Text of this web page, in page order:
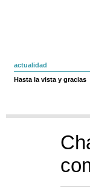
actualidad
Hasta la vista y gracias